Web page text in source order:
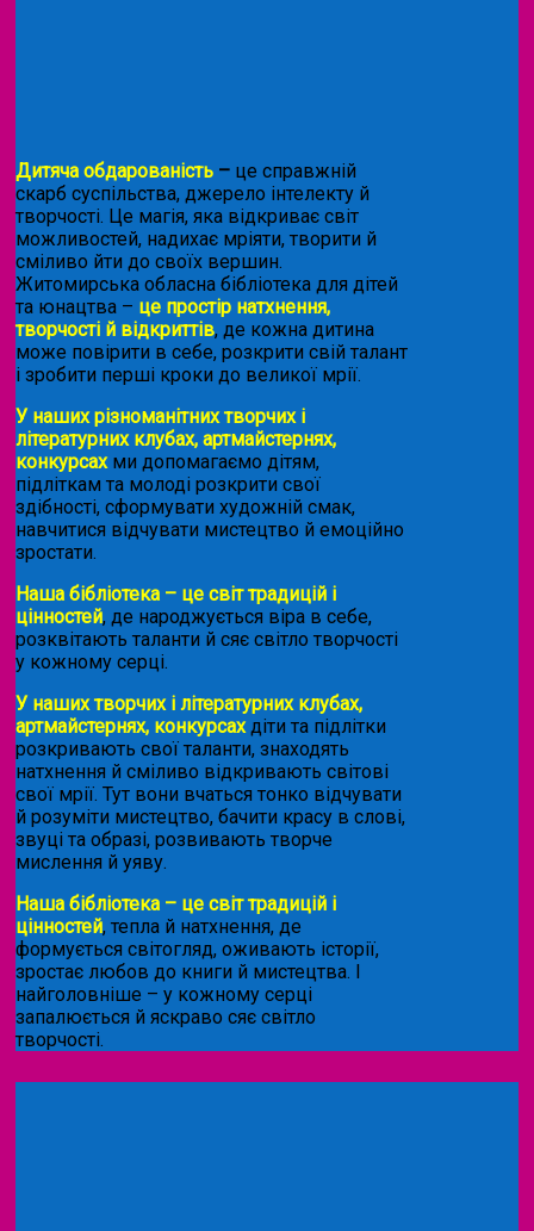
Дитяча обдарованість – це справжній
скарб суспільства, джерело інтелекту й
творчості. Це магія, яка відкриває світ
можливостей, надихає мріяти, творити й
сміливо йти до своїх вершин.
Житомирська обласна бібліотека для дітей
та юнацтва – це простір натхнення,
творчості й відкриттів, де кожна дитина
може повірити в себе, розкрити свій талант
і зробити перші кроки до великої мрії.
У наших різноманітних творчих і
літературних клубах, артмайстернях,
конкурсахми допомагаємо дітям,
підліткам та молоді розкрити свої
здібності, сформувати художній смак,
навчитися відчувати мистецтво й емоційно
зростати.
Наша бібліотека – це світ традицій і
цінностей, де народжується віра в себе,
розквітають таланти й сяє світло творчості
у кожному серці.
У наших творчих і літературних клубах,
артмайстернях, конкурсахдіти та підлітки
розкривають свої таланти, знаходять
натхнення й сміливо відкривають світові
свої мрії. Тут вони вчаться тонко відчувати
й розуміти мистецтво, бачити красу в слові,
звуці та образі, розвивають творче
мислення й уяву.
Наша бібліотека – це світ традицій і
цінностей, тепла й натхнення, де
формується світогляд, оживають історії,
зростає любов до книги й мистецтва. І
найголовніше – у кожному серці
запалюється й яскраво сяє світло
творчості.